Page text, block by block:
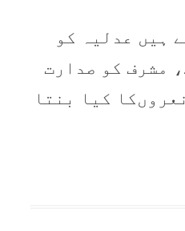
ہیں عدلیہ کو
مشرف کو صدارت
کیا بنتا